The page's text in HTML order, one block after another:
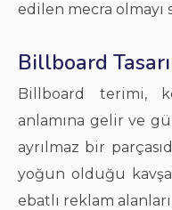
edilen mecra
Billboard
Billboard terimi,
anlamına gelir ve
ayrılmaz bir
yoğun olduğu
ebatlı reklam